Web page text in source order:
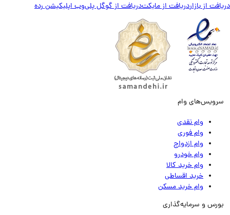
از بازاردریافت از مایکتدریافت از گوگل پلیوب اپلیکیشن رده
وام
وام نقدی
وام فوری
وام ازدواج
وام خودرو
وام خرید کالا
خرید اقساطی
وام خرید مسکن
و سرمایه‌گذاری